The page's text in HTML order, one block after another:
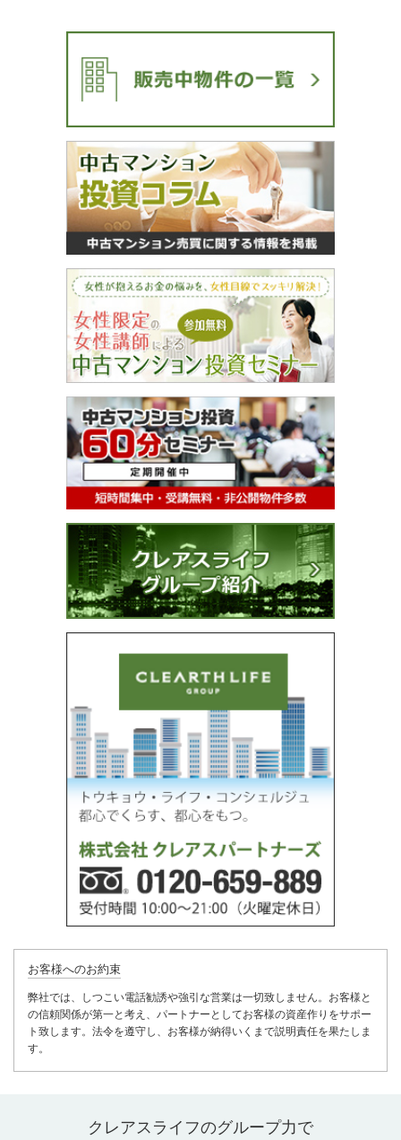
お客様へのお約束
弊社では、しつこい電話勧誘や強引な営業は一切致しません。お客様と
の信頼関係が第一と考え、パートナーとしてお客様の資産作りをサポー
ト致します。法令を遵守し、お客様が納得いくまで説明責任を果たしま
す。
クレアスライフのグループ力で